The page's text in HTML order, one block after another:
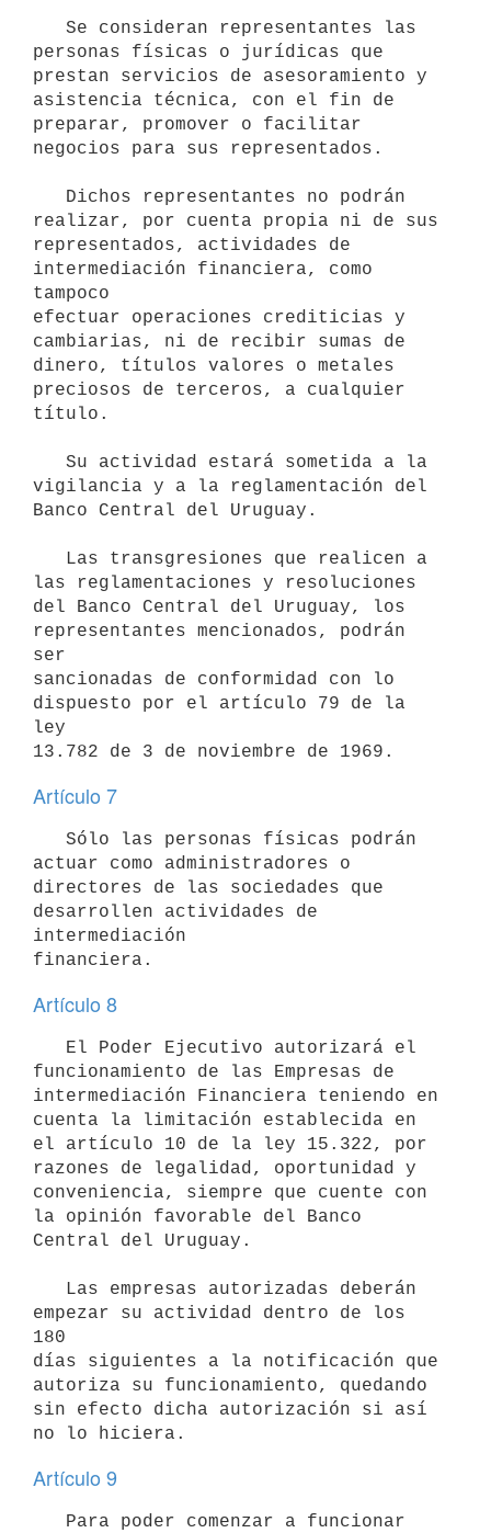
personas físicas o jurídicas que
prestan servicios de asesoramiento y
asistencia técnica, con el fin de
preparar, promover o facilitar
negocios para sus representados.
realizar, por cuenta propia ni de sus
representados, actividades de
intermediación financiera, como
tampoco
efectuar operaciones crediticias y
cambiarias, ni de recibir sumas de
dinero, títulos valores o metales
preciosos de terceros, a cualquier
título.
vigilancia y a la reglamentación del
Banco Central del Uruguay.
las reglamentaciones y resoluciones
del Banco Central del Uruguay, los
representantes mencionados, podrán
ser
sancionadas de conformidad con lo
dispuesto por el artículo 79 de la
ley
Artículo 7
actuar como administradores o
directores de las sociedades que
desarrollen actividades de
intermediación
Artículo 8
funcionamiento de las Empresas de
intermediación Financiera teniendo en
cuenta la limitación establecida en
el artículo 10 de la ley 15.322, por
razones de legalidad, oportunidad y
conveniencia, siempre que cuente con
la opinión favorable del Banco
Central del Uruguay.
empezar su actividad dentro de los
180
días siguientes a la notificación que
autoriza su funcionamiento, quedando
sin efecto dicha autorización si así
Artículo 9